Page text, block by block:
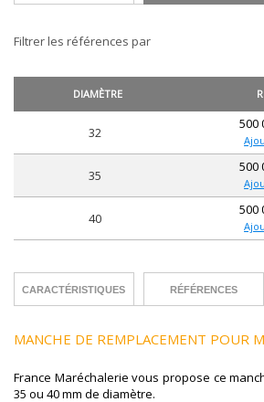
Filtrer les références par
DIAMÈTRE
32
500
35
500
40
500
CARACTÉRISTIQUES RÉFÉRENCES
MANCHE DE REMPLACEMENT POUR
France Maréchalerie vous propose ce
35 ou 40 mm de diamètre.